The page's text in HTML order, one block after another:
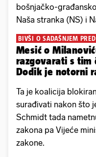
bošnjačko-
Naša stranka (NS) i
BIVŠI O SADAŠNJEM
Mesić o
razgovarati s tim
Dodik je notorni
Ta je koalicija
surađivati nakon što
Schmidt tada
zakona pa Vijeće
zakone.